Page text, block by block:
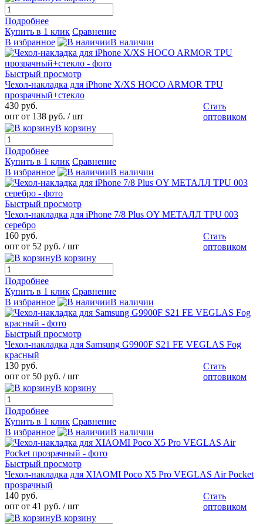
Подробнее
Купить в 1 клик Сравнение
В избранное
В наличии
Быстрый просмотр
Чехол-накладка для iPhone X/XS HOCO ARMOR TPU
прозрачный+стекло
430 руб.
опт от 138 руб. / шт
Стать
оптовиком
В корзину
Подробнее
Купить в 1 клик Сравнение
В избранное
В наличии
Быстрый просмотр
Чехол-накладка для iPhone 7/8 Plus OY МЕТАЛЛ TPU 003
серебро
160 руб.
опт от 52 руб. / шт
Стать
оптовиком
В корзину
Подробнее
Купить в 1 клик Сравнение
В избранное
В наличии
Быстрый просмотр
Чехол-накладка для Samsung G9900F S21 FE VEGLAS Fog
красный
130 руб.
опт от 50 руб. / шт
Стать
оптовиком
В корзину
Подробнее
Купить в 1 клик Сравнение
В избранное
В наличии
Быстрый просмотр
Чехол-накладка для XIAOMI Poco X5 Pro VEGLAS Air Pocket
прозрачный
140 руб.
опт от 41 руб. / шт
Стать
оптовиком
В корзину